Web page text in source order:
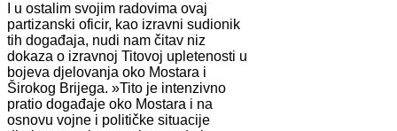
I u ostalim svojim radovima ovaj
partizanski oficir, kao izravni sudionik
tih događaja, nudi nam čitav niz
dokaza o izravnoj Titovoj upletenosti u
bojeva djelovanja oko Mostara i
Širokog Brijega. »Tito je intenzivno
pratio događaje oko Mostara i na
osnovu vojne i političke situacije